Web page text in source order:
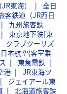
東海）
全日
客鉄道（JR西日
九州旅客鉄
東京地下鉄[東
クラブツーリズ
日本航空(客室乗
東急電鉄
港
JR東海ツ
ジェイアール東
北海道旅客鉄